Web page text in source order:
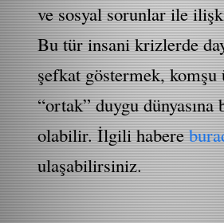
ve sosyal sorunlar ile
Bu tür insani krizlerde
şefkat göstermek,
“ortak” duygu
olabilir. İlgili habere
ulaşabilirsiniz.